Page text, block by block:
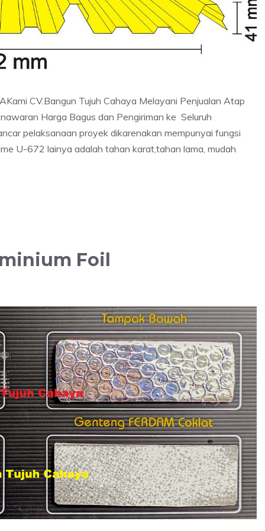
CV.Bangun Tujuh Cahaya Melayani Penjualan Atap
Harga Bagus dan Pengiriman ke Seluruh
pelaksanaan proyek dikarenakan mempunyai fungsi
U-672 lainya adalah tahan karat,tahan lama, mudah
Foil